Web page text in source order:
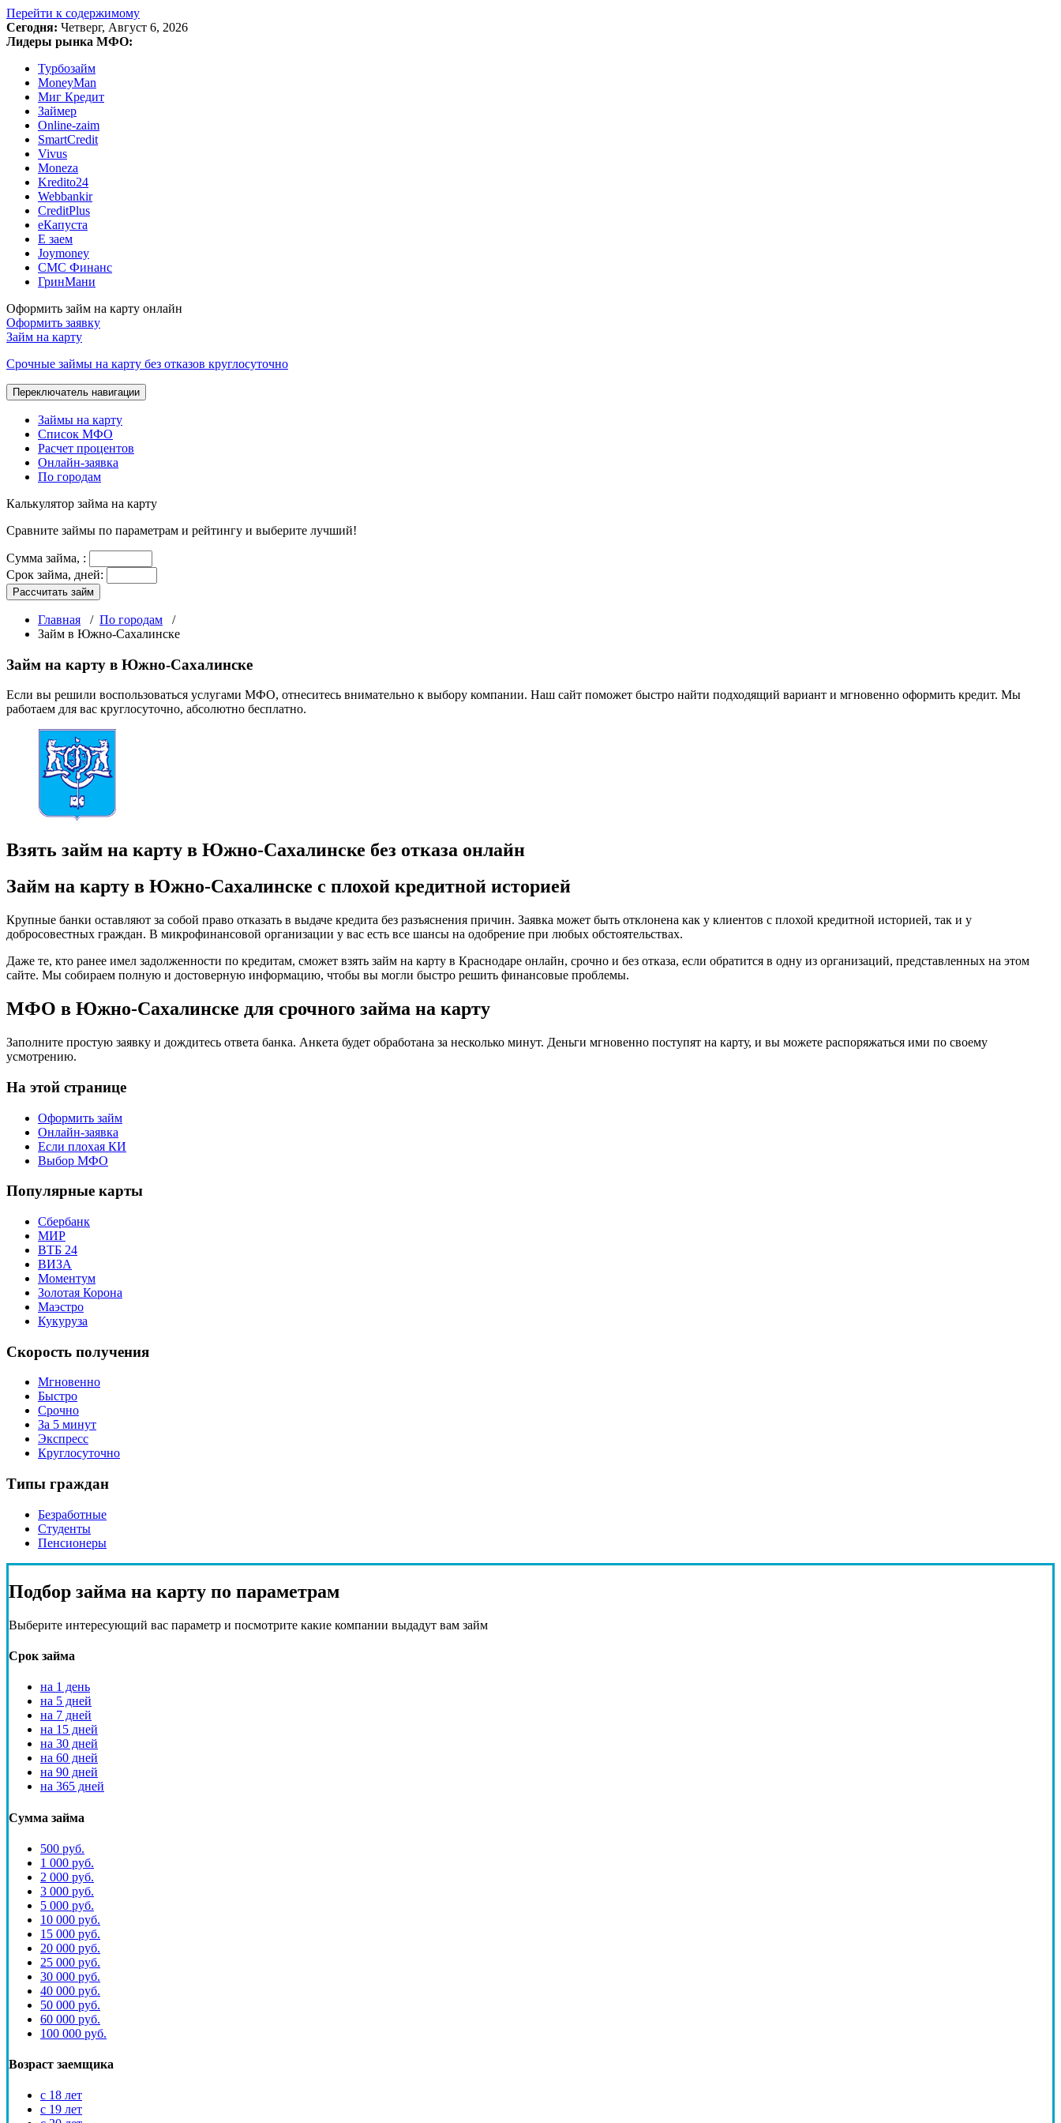
Перейти к содержимому
Сегодня: Четверг, Август 6, 2026
Лидеры рынка МФО:
Турбозайм
MoneyMan
Миг Кредит
Займер
Online-zaim
SmartCredit
Vivus
Moneza
Kredito24
Webbankir
CreditPlus
еКапуста
Е заем
Joymoney
СМС Финанс
ГринМани
Оформить займ на карту онлайн
Оформить заявку
Займ на карту
Срочные займы на карту без отказов круглосуточно
Переключатель навигации
Займы на карту
Список МФО
Расчет процентов
Онлайн-заявка
По городам
Калькулятор займа на карту
Сравните займы по параметрам и рейтингу и выберите лучший!
Сумма займа, :
Срок займа, дней:
Рассчитать займ
Главная / По городам /
Займ в Южно-Сахалинске
Займ на карту в Южно-Сахалинске
Если вы решили воспользоваться услугами МФО, отнеситесь внимательно к выбору компании. Наш сайт поможет быстро найти подходящий вариант и мгновенно оформить кредит. Мы
работаем для вас круглосуточно, абсолютно бесплатно.
Взять займ на карту в Южно-Сахалинске без отказа онлайн
Займ на карту в Южно-Сахалинске с плохой кредитной историей
Крупные банки оставляют за собой право отказать в выдаче кредита без разъяснения причин. Заявка может быть отклонена как у клиентов с плохой кредитной историей, так и у
добросовестных граждан. В микрофинансовой организации у вас есть все шансы на одобрение при любых обстоятельствах.
Даже те, кто ранее имел задолженности по кредитам, сможет взять займ на карту в Краснодаре онлайн, срочно и без отказа, если обратится в одну из организаций, представленных на этом
сайте. Мы собираем полную и достоверную информацию, чтобы вы могли быстро решить финансовые проблемы.
МФО в Южно-Сахалинске для срочного займа на карту
Заполните простую заявку и дождитесь ответа банка. Анкета будет обработана за несколько минут. Деньги мгновенно поступят на карту, и вы можете распоряжаться ими по своему
усмотрению.
На этой странице
Оформить займ
Онлайн-заявка
Если плохая КИ
Выбор МФО
Популярные карты
Сбербанк
МИР
ВТБ 24
ВИЗА
Моментум
Золотая Корона
Маэстро
Кукуруза
Скорость получения
Мгновенно
Быстро
Срочно
За 5 минут
Экспресс
Круглосуточно
Типы граждан
Безработные
Студенты
Пенсионеры
Подбор займа на карту по параметрам
Выберите интересующий вас параметр и посмотрите какие компании выдадут вам займ
Срок займа
на 1 день
на 5 дней
на 7 дней
на 15 дней
на 30 дней
на 60 дней
на 90 дней
на 365 дней
Сумма займа
500 руб.
1 000 руб.
2 000 руб.
3 000 руб.
5 000 руб.
10 000 руб.
15 000 руб.
20 000 руб.
25 000 руб.
30 000 руб.
40 000 руб.
50 000 руб.
60 000 руб.
100 000 руб.
Возраст заемщика
с 18 лет
с 19 лет